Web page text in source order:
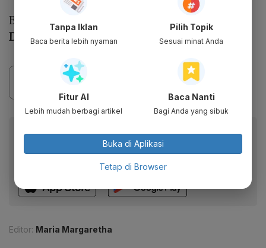
Baca Juga:
Indra Kenz Belum Jadi Tersangka
Dugaan Kasus Penipuan Binomo
Baca artikel ini lewat aplikasi mobile.
Dapatkan pengalaman membaca lebih nyaman dan nikmati
fitur menarik lainnya lewat aplikasi mobile Katadata.
Editor: Maria Margaretha
Tanpa Iklan
Baca berita lebih nyaman
Pilih Topik
Sesuai minat Anda
Fitur AI
Lebih mudah berbagi artikel
Baca Nanti
Bagi Anda yang sibuk
Buka di Aplikasi
Tetap di Browser